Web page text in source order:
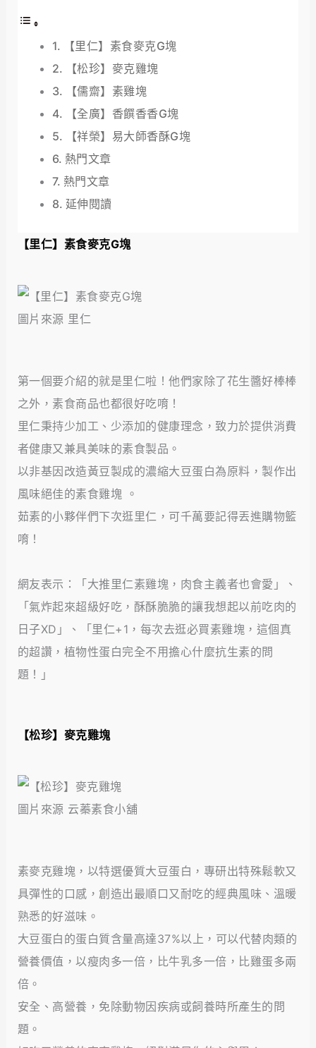
【里仁】素食麥克G塊
【松珍】麥克雞塊
【儒齋】素雞塊
【全廣】香饌香香G塊
【祥榮】易大師香酥G塊
熱門文章
熱門文章
延伸閱讀
【里仁】素食麥克G塊
圖片來源 里仁
第一個要介紹的就是里仁啦！他們家除了花生醬好棒棒
之外，素食商品也都很好吃唷！
里仁秉持少加工、少添加的健康理念，致力於提供消費
者健康又兼具美味的素食製品。
以非基因改造黃豆製成的濃縮大豆蛋白為原料，製作出
風味絕佳的素食雞塊 。
茹素的小夥伴們下次逛里仁，可千萬要記得丟進購物籃
唷！
網友表示：「大推里仁素雞塊，肉食主義者也會愛」、
「氣炸起來超級好吃，酥酥脆脆的讓我想起以前吃肉的
日子XD」、「里仁+1，每次去逛必買素雞塊，這個真
的超讚，植物性蛋白完全不用擔心什麼抗生素的問
題！」
【松珍】麥克雞塊
圖片來源 云蓁素食小舖
素麥克雞塊，以特選優質大豆蛋白，專研出特殊鬆軟又
具彈性的口感，創造出最順口又耐吃的經典風味、溫暖
熟悉的好滋味。
大豆蛋白的蛋白質含量高達37%以上，可以代替肉類的
營養價值，以瘦肉多一倍，比牛乳多一倍，比雞蛋多兩
倍。
安全、高營養，免除動物因疾病或飼養時所產生的問
題。